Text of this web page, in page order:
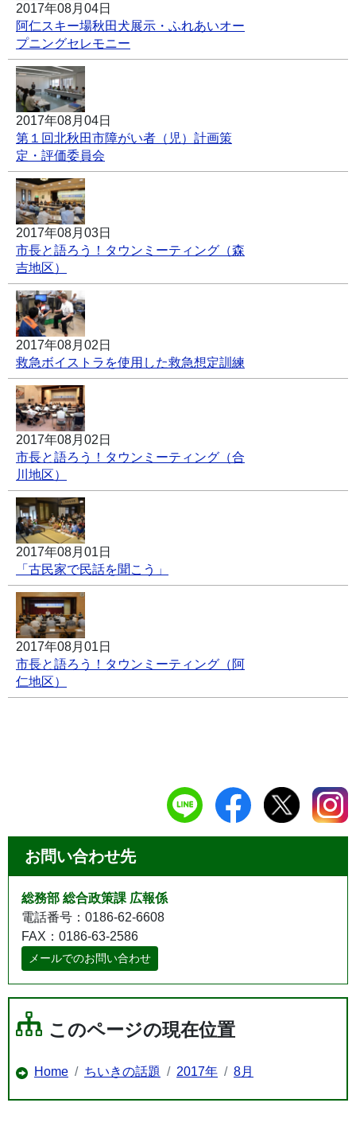
2017年08月04日
阿仁スキー場秋田犬展示・ふれあいオー
プニングセレモニー
2017年08月04日
第１回北秋田市障がい者（児）計画策
定・評価委員会
2017年08月03日
市長と語ろう！タウンミーティング（森
吉地区）
2017年08月02日
救急ボイストラを使用した救急想定訓練
2017年08月02日
市長と語ろう！タウンミーティング（合
川地区）
2017年08月01日
「古民家で民話を聞こう」
2017年08月01日
市長と語ろう！タウンミーティング（阿
仁地区）
お問い合わせ先
総務部 総合政策課 広報係
電話番号：0186-62-6608
FAX：0186-63-2586
メールでのお問い合わせ
このページの現在位置
Home ちいきの話題 2017年 8月